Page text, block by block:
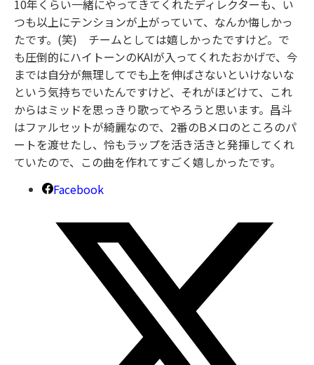
10年くらい一緒にやってきてくれたディレクターも、い
つも以上にテンションが上がっていて、なんか悔しかっ
たです。(笑) チームとしては嬉しかったですけど。で
も圧倒的にハイトーンのKAIが入ってくれたおかげで、今
までは自分が無理してでも上を伸ばさないといけないな
という気持ちでいたんですけど、それがほどけて、これ
からはミッドを思っきり歌ってやろうと思います。昌斗
はファルセットが綺麗なので、2番のBメロのところのパ
ートを渡せたし、怜もラップを活き活きと発揮してくれ
ていたので、この曲を作れてすごく嬉しかったです。
Facebook